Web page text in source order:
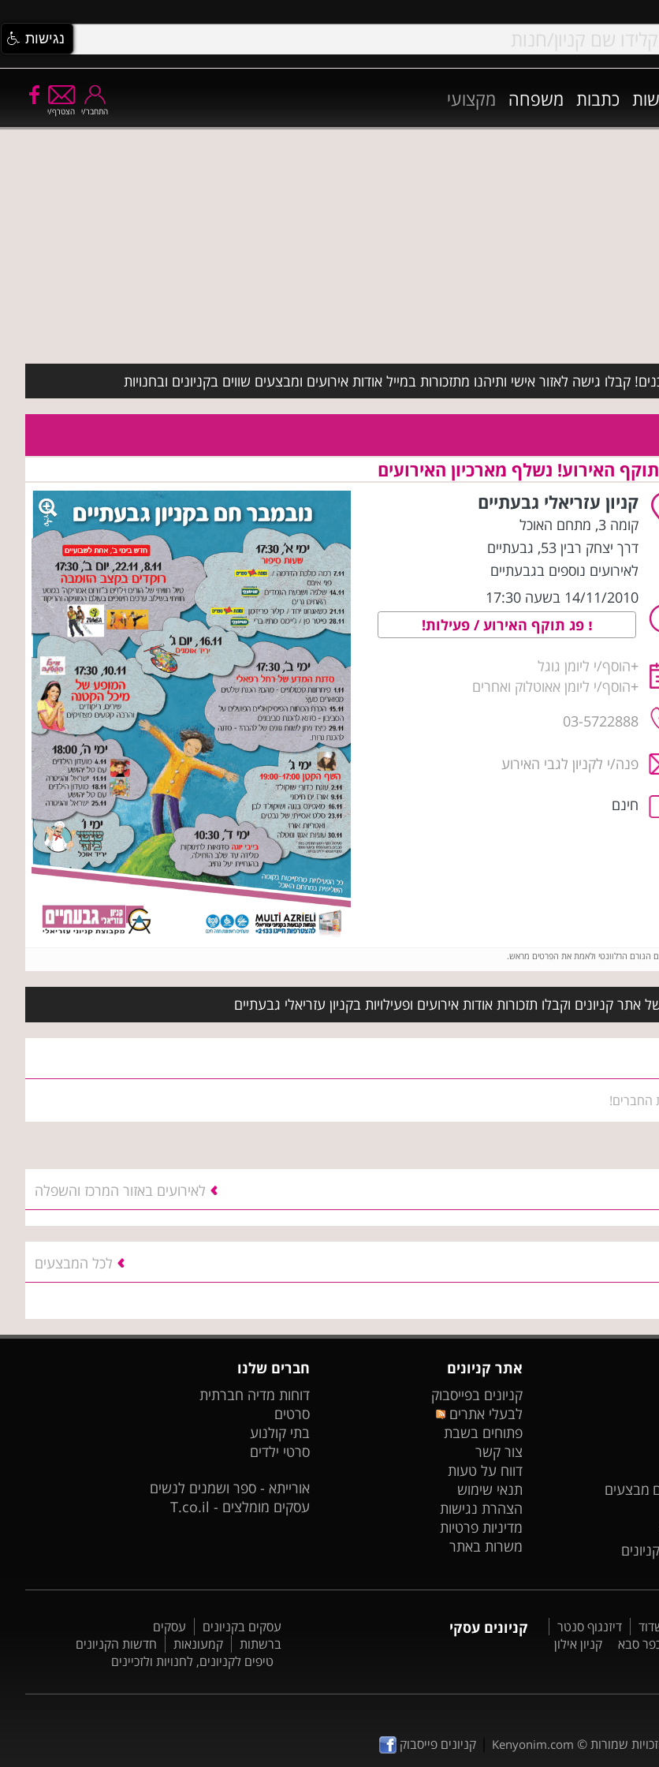
כתבות משפחה מקצועי
הצטרף/י התחבר/י
קבלו גישה לאזור אישי ותיהנו מתזכורות במייל אודות אירועים ומבצעים שווים בקניונים ובחנויות
האירוע! נשלף מארכיון האירועים
קניון עזריאלי גבעתיים
קומה 3, מתחם האוכל
דרך יצחק רבין 53
, גבעתיים
לאירועים נוספים בגבעתיים
14/11/2010 בשעה 17:30
פג תוקף האירוע / פעילות!
+הוסף/י ליומן גוגל
+הוסף/י ליומן אאוטלוק ואחרים
03-5722888
פנה/י לקניון לגבי האירוע
חינם
הגורם הרלוונטי ולאמת את הפרטים מראש.
קניונים וקבלו תזכורות אודות אירועים ופעילויות בקניון עזריאלי גבעתיים
החברים!
לאירועים באזור המרכז והשפלה
לכל המבצעים
מבצעים
אתר קניונים
קניונים בפייסבוק
לבעלי אתרים
פתוחים בשבת
צור קשר
דווח על טעות
תנאי שימוש
הצהרת נגישות
מדיניות פרטיות
משרות באתר
חברים שלנו
דוחות מדיה חברתית
סרטים
בתי קולנוע
סרטי ילדים
אורייתא - ספר ושמנים לנשים
עסקים מומלצים - T.co.il
דיזנגוף סנטר
קניון אילון
קניונים עסקי עסקים בקניונים
עסקים
ברשתות
קמעונאות
חדשות הקניונים
טיפים לקניונים, לחנויות ולזכיינים
שמורות © Kenyonim.com
|קניונים פייסבוק
נגישות